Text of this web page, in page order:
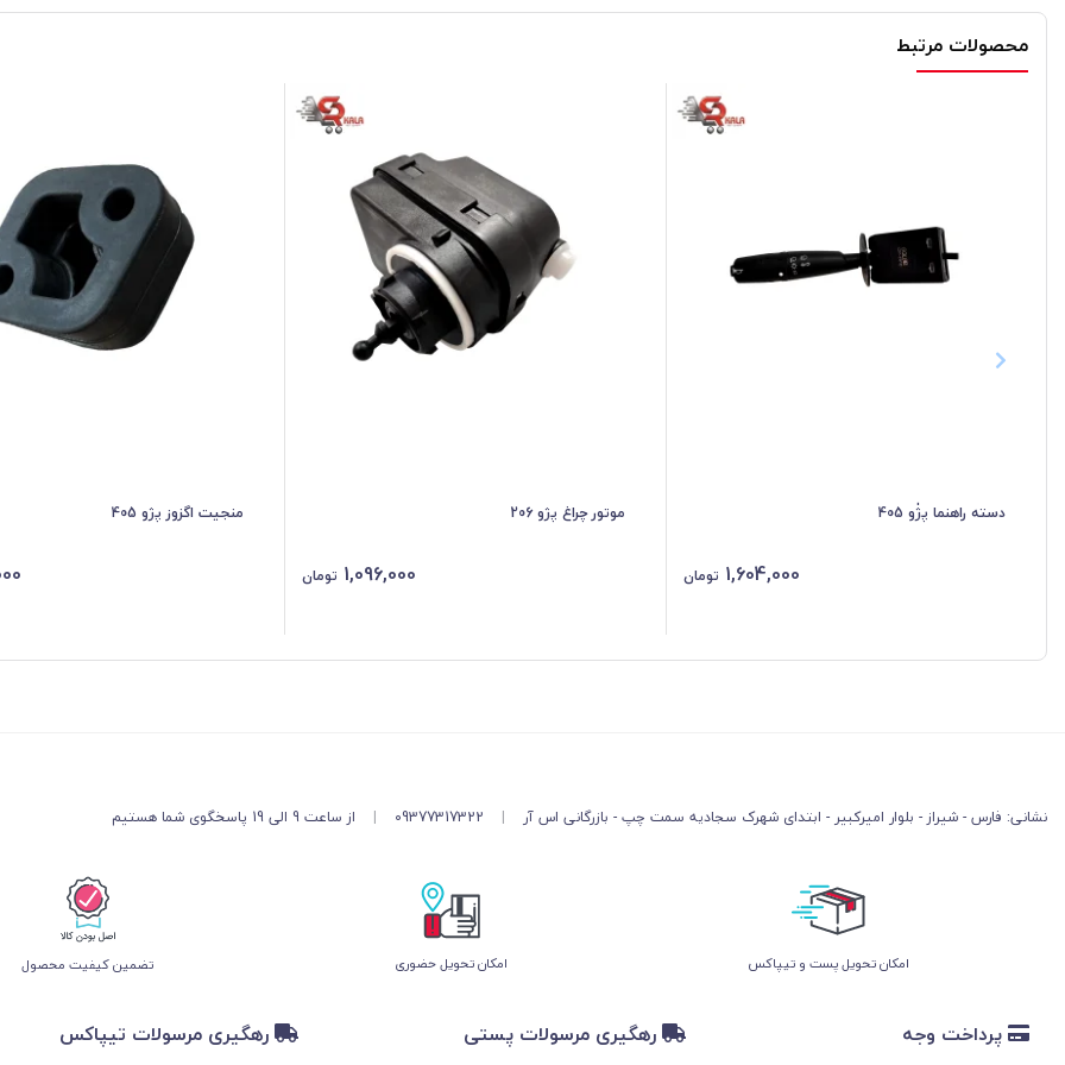
محصولات مرتبط
دسته راهنما پژٰو 405
1,604,000 تومان
موتور چراغ پژو 206
1,096,000 تومان
منجیت اگزوز پژو 405
نشانی: فارس - شیراز - بلوار امیرکبیر - ابتدای شهرک سجادیه سمت چپ - بازرگانی اس آر |
09377317322
| از ساعت 9 الی 19 پاسخگوی شما هستیم
امکان تحویل پست و تیپاکس امکان تحویل حضوری تضمین کیفیت محصول
پرداخت وجه رهگیری مرسولات پستی رهگیری مرسولات تیپاکس